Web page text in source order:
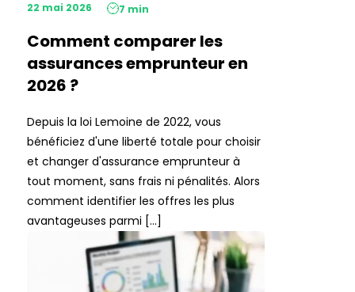
22 mai 2026 7 min
Comment comparer les
assurances emprunteur en
2026 ?
Depuis la loi Lemoine de 2022, vous
bénéficiez d'une liberté totale pour choisir
et changer d'assurance emprunteur à
tout moment, sans frais ni pénalités. Alors
comment identifier les offres les plus
avantageuses parmi […]